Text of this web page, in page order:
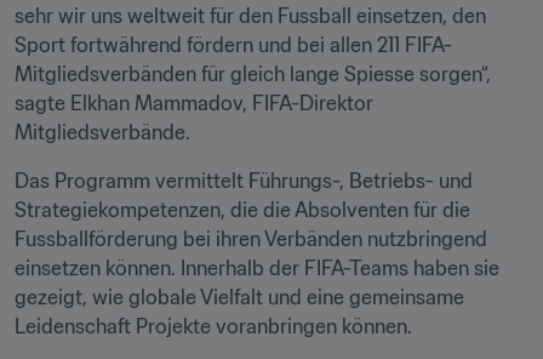
sehr wir uns weltweit für den Fussball einsetzen, den
Sport fortwährend fördern und bei allen 211 FIFA-
Mitgliedsverbänden für gleich lange Spiesse sorgen“,
sagte Elkhan Mammadov, FIFA-Direktor
Mitgliedsverbände.
Das Programm vermittelt Führungs-, Betriebs- und
Strategiekompetenzen, die die Absolventen für die
Fussballförderung bei ihren Verbänden nutzbringend
einsetzen können. Innerhalb der FIFA-Teams haben sie
gezeigt, wie globale Vielfalt und eine gemeinsame
Leidenschaft Projekte voranbringen können.